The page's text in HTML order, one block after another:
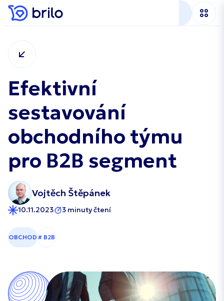
Efektivní
sestavování
obchodního týmu
pro B2B segment
Vojtěch Štěpánek
10.11.2023 3 minuty čtení
OBCHOD # B2B